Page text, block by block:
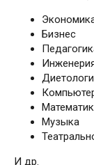
Бизнес
Музыка
И др.